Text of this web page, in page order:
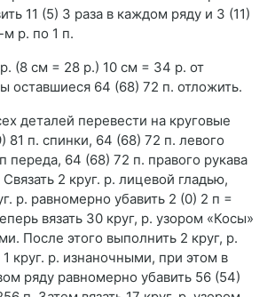
11 (5) 3 раза в каждом ряду и 3 (11)
р. по 1 п.
(8 см = 28 р.) 10 см = 34 р. от
оставшиеся 64 (68) 72 п. отложить.
деталей перевести на круговые
п. спинки, 64 (68) 72 п. левого
переда, 64 (68) 72 п. правого рукава
2 круг. р. лицевой гладью,
р. равномерно убавить 2 (0) 2 п =
вязать 30 круг, р. узором «Косы»
После этого выполнить 2 круг, р.
круг. р. изнаночными, при этом в
ряду равномерно убавить 56 (54)